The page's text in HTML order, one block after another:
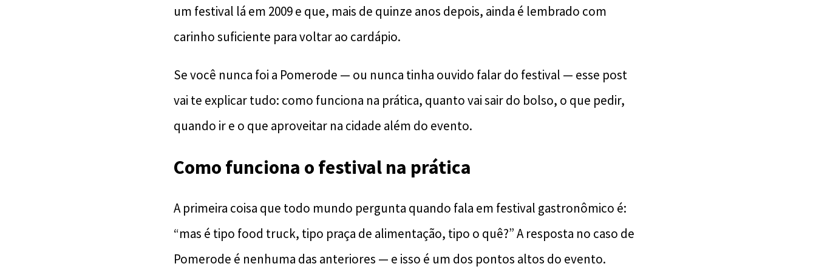
um festival lá em 2009 e que, mais de quinze anos depois, ainda é lembrado com
carinho suficiente para voltar ao cardápio.
Se você nunca foi a Pomerode — ou nunca tinha ouvido falar do festival — esse post
vai te explicar tudo: como funciona na prática, quanto vai sair do bolso, o que pedir,
quando ir e o que aproveitar na cidade além do evento.
Como funciona o festival na prática
A primeira coisa que todo mundo pergunta quando fala em festival gastronômico é:
“mas é tipo food truck, tipo praça de alimentação, tipo o quê?” A resposta no caso de
Pomerode é nenhuma das anteriores — e isso é um dos pontos altos do evento.